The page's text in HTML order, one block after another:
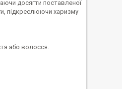
досягти поставленої
підкреслюючи харизму
або волосся.